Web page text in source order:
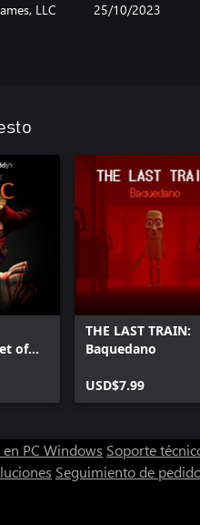
LLC 25/10/2023
of
THE LAST TRAIN:
Baquedano
USD$7.99
en PC Windows Soporte
Seguimiento de